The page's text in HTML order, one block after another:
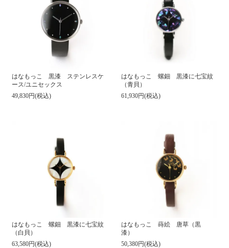
はなもっこ 黒漆 ステンレスケ
ース/ユニセックス
49,830円(税込)
はなもっこ 螺鈿 黒漆に七宝紋
（青貝）
61,930円(税込)
はなもっこ 螺鈿 黒漆に七宝紋
（白貝）
63,580円(税込)
はなもっこ 蒔絵 唐草（黒
漆）
50,380円(税込)